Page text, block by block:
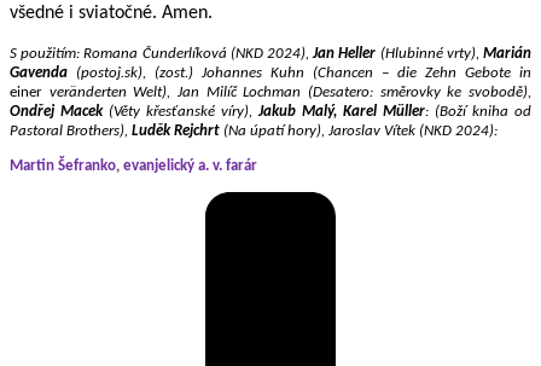
všedné i sviatočné. Amen.
S použitím: Romana Čunderlíková (NKD 2024),Jan Heller (Hlubinné vrty),Marián
Gavenda (postoj.sk), (zost.) Johannes Kuhn (Chancen – die Zehn Gebote in
einer veränderten Welt),Jan Milíč Lochman (Desatero: směrovky ke svobodě),
Ondřej Macek(Věty křesťanské víry),Jakub Malý, Karel Müller: (Boží kniha od
Pastoral Brothers), Luděk Rejchrt (Na úpatí hory), Jaroslav Vítek (NKD 2024):
Martin Šefranko, evanjelický a. v. farár